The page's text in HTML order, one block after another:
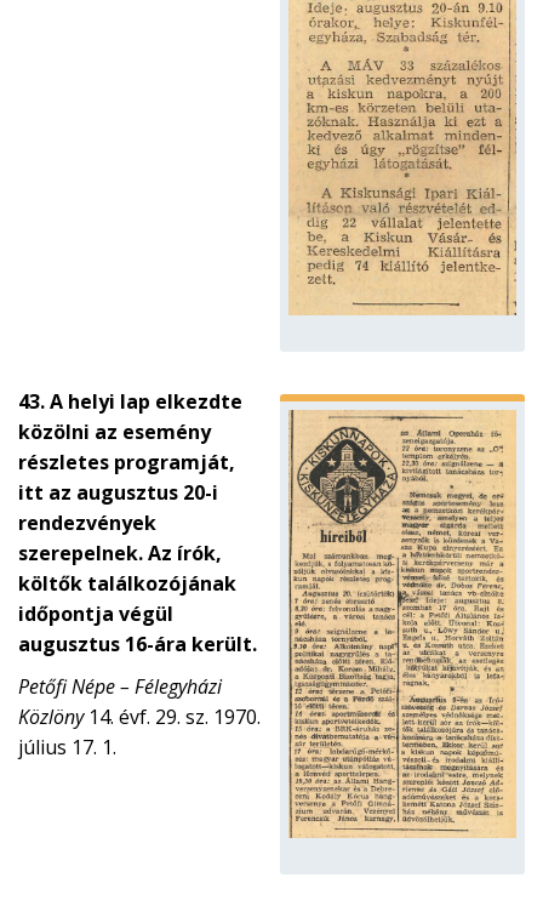
43. A helyi lap elkezdte
közölni az esemény
részletes programját,
itt az augusztus 20-i
rendezvények
szerepelnek. Az írók,
költők találkozójának
időpontja végül
augusztus 16-ára került.
Petőfi Népe – Félegyházi
Közlöny14. évf. 29. sz. 1970.
július 17. 1.